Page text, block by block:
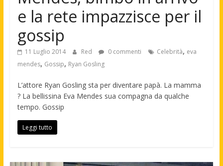
e la rete impazzisce per il
gossip
11 Luglio 2014 Red 0 commenti Celebrità, eva
mendes, Gossip, Ryan Gosling
L’attore Ryan Gosling sta per diventare papà. La mamma
? La bellissina Eva Mendes sua compagna da qualche
tempo. Gossip
Leggi tutto